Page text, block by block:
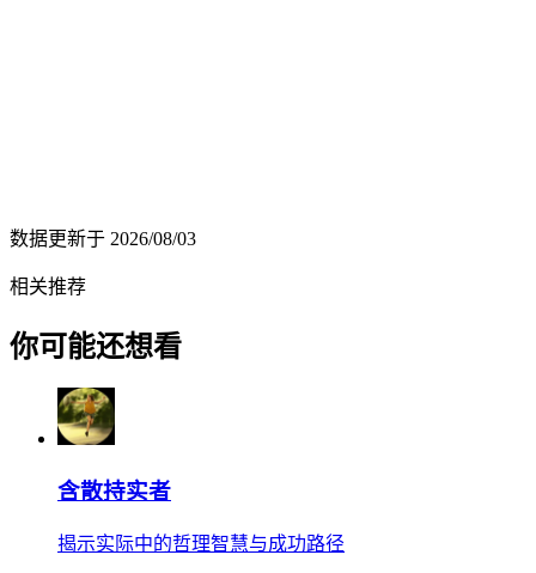
数据更新于 2026/08/03
相关推荐
你可能还想看
含散持实者
揭示实际中的哲理智慧与成功路径